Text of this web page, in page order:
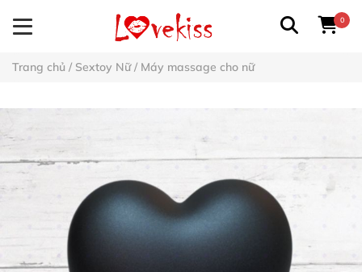
0
Trang chủ / Sextoy Nữ/ Máy massage cho nữ